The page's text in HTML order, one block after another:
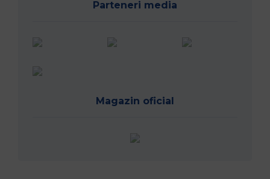
Parteneri media
Magazin oficial